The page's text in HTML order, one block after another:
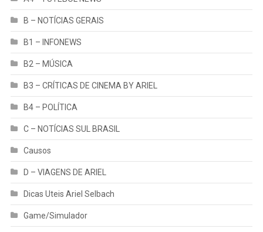
B – NOTÍCIAS GERAIS
B1 – INFONEWS
B2 – MÚSICA
B3 – CRÍTICAS DE CINEMA BY ARIEL
B4 – POLÍTICA
C – NOTÍCIAS SUL BRASIL
Causos
D – VIAGENS DE ARIEL
Dicas Uteis Ariel Selbach
Game/Simulador